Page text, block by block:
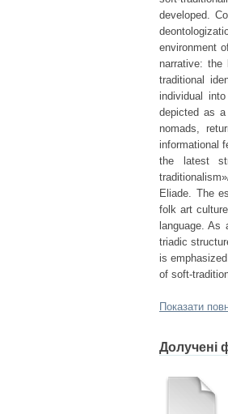
developed.
environment
narrative:
traditional
individual
depicted as
nomads,
informational
the latest
Eliade. The
folk art
language. As
triadic
is
of soft-
Показати
Долучені